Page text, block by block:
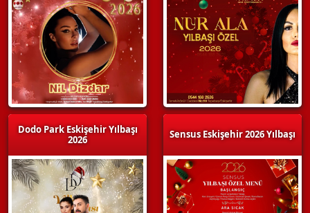
Dodo Park Eskişehir Yılbaşı
2026
Sensus Eskişehir 2026 Yılbaşı